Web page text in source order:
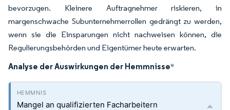
bevorzugen. Kleinere Auftragnehmer riskieren, in
margenschwache Subunternehmerrollen gedrängt zu werden,
wenn sie die Einsparungen nicht nachweisen können, die
Regulierungsbehörden und Eigentümer heute erwarten.
Analyse der Auswirkungen der Hemmnisse*
Mangel an qualifizierten Facharbeitern